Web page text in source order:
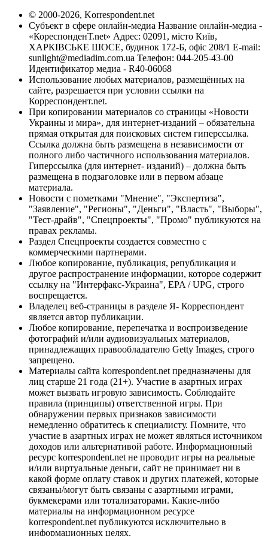
© 2000-2026, Korrespondent.net
Субъект в сфере онлайн-медиа Название онлайн-медиа -
«КореспонденТ.net» Адрес: 02091, місто Київ,
ХАРКІВСЬКЕ ШОСЕ, будинок 172-Б, офіс 208/1 E-mail:
sunlight@mediadim.com.ua Телефон: 044-205-43-00
Идентификатор медиа - R40-06068
Использование любых материалов, размещённых на
сайте, разрешается при условии ссылки на
Корреспондент.net.
При копировании материалов со страницы «Новости
Украины и мира», для интернет-изданий – обязательна
прямая открытая для поисковых систем гиперссылка.
Ссылка должна быть размещена в независимости от
полного либо частичного использования материалов.
Гиперссылка (для интернет- изданий) – должна быть
размещена в подзаголовке или в первом абзаце
материала.
Новости с пометками "Мнение", "Экспертиза",
"Заявление", "Регионы", "Деньги", "Власть", "Выборы",
"Тест-драйв", "Спецпроекты", "Промо" публикуются на
правах рекламы.
Раздел Спецпроекты создается совместно с
коммерческими партнерами.
Любое копирование, публикация, републикация и
другое распространение информации, которое содержит
ссылку на "Интерфакс-Украина", EPA / UPG, строго
воспрещается.
Владелец веб-страницы в разделе Я- Корреспондент
является автор публикации.
Любое копирование, перепечатка и воспроизведение
фотографий и/или аудиовизуальных материалов,
принадлежащих правообладателю Getty Images, строго
запрещено.
Материалы сайта korrespondent.net предназначены для
лиц старше 21 года (21+). Участие в азартных играх
может вызвать игровую зависимость. Соблюдайте
правила (принципы) ответственной игры. При
обнаружении первых признаков зависимости
немедленно обратитесь к специалисту. Помните, что
участие в азартных играх не может являться источником
доходов или альтернативой работе. Информационный
ресурс korrespondent.net не проводит игры на реальные
и/или виртуальные деньги, сайт не принимает ни в
какой форме оплату ставок и других платежей, которые
связаны/могут быть связаны с азартными играми,
букмекерами или тотализаторами. Какие-либо
материалы на информационном ресурсе
korrespondent.net публикуются исключительно в
информационных целях.